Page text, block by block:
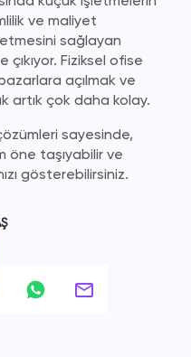
ve maliyet
sağlayan
Fiziksel ofise
açılmak ve
artık çok daha kolay.
sayesinde,
öne taşıyabilir ve
gösterebilirsiniz.